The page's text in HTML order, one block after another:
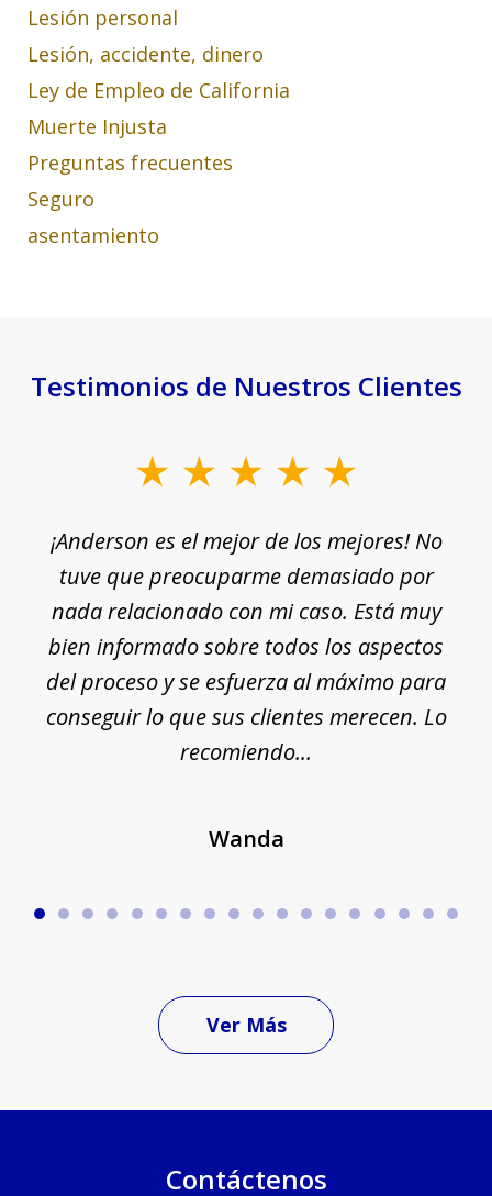
Lesión personal
Lesión, accidente, dinero
Ley de Empleo de California
Muerte Injusta
Preguntas frecuentes
Seguro
asentamiento
Testimonios de Nuestros Clientes
¡Anderson es el mejor de los mejores! No
tuve que preocuparme demasiado por
nada relacionado con mi caso. Está muy
bien informado sobre todos los aspectos
del proceso y se esfuerza al máximo para
conseguir lo que sus clientes merecen. Lo
recomiendo...
Wanda
Ver Más
Contáctenos